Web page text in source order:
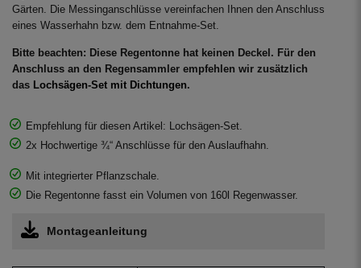
Gärten. Die Messinganschlüsse vereinfachen Ihnen den Anschluss
eines Wasserhahn bzw. dem Entnahme-Set.
Bitte beachten: Diese Regentonne hat keinen Deckel. Für den
Anschluss an den Regensammler empfehlen wir zusätzlich
das Lochsägen-Set mit Dichtungen.
Empfehlung für diesen Artikel: Lochsägen-Set.
2x Hochwertige ¾“ Anschlüsse für den Auslaufhahn.
Mit integrierter Pflanzschale.
Die Regentonne fasst ein Volumen von 160l Regenwasser.
Montageanleitung